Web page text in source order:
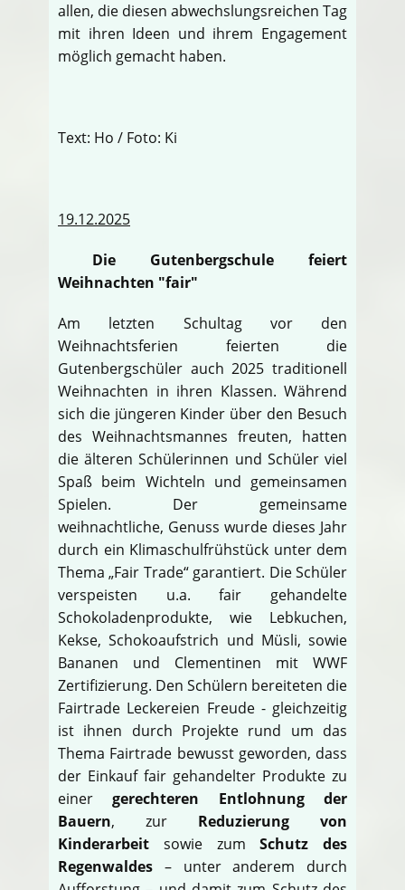
allen, die diesen abwechslungsreichen Tag
mit ihren Ideen und ihrem Engagement
möglich gemacht haben.
Text: Ho / Foto: Ki
19.12.2025
Die Gutenbergschule feiert
Weihnachten "fair"
Am letzten Schultag vor den
Weihnachtsferien feierten die
Gutenbergschüler auch 2025 traditionell
Weihnachten in ihren Klassen. Während
sich die jüngeren Kinder über den Besuch
des Weihnachtsmannes freuten, hatten
die älteren Schülerinnen und Schüler viel
Spaß beim Wichteln und gemeinsamen
Spielen. Der gemeinsame
weihnachtliche, Genuss wurde dieses Jahr
durch ein Klimaschulfrühstück unter dem
Thema „Fair Trade“ garantiert. Die Schüler
verspeisten u.a. fair gehandelte
Schokoladenprodukte, wie Lebkuchen,
Kekse, Schokoaufstrich und Müsli, sowie
Bananen und Clementinen mit WWF
Zertifizierung. Den Schülern bereiteten die
Fairtrade Leckereien Freude - gleichzeitig
ist ihnen durch Projekte rund um das
Thema Fairtrade bewusst geworden, dass
der Einkauf fair gehandelter Produkte zu
einergerechteren Entlohnung der
Bauern, zur Reduzierung von
Kinderarbeit sowie zumSchutz des
Regenwaldes – unter anderem durch